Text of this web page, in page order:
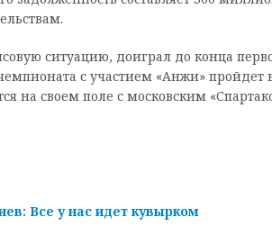
ситуацию, доиграл до конца
с участием «Анжи» пройдет
на своем поле с московским
Все у нас идет кувырком